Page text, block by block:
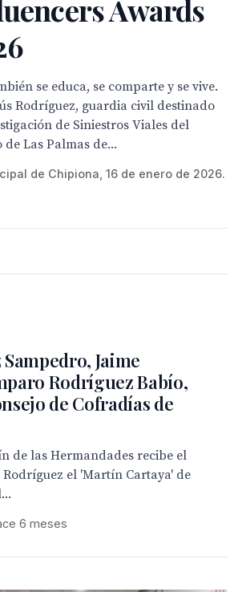
Awards
se educa, se comparte y se vive.
Rodríguez, guardia civil destinado
de Siniestros Viales del
Las Palmas de...
de Chipiona, 16 de enero de 2026.
Jaime
Rodríguez Babío,
de Cofradías de
de las Hermandades recibe el
Rodríguez el 'Martín Cartaya' de
6 meses